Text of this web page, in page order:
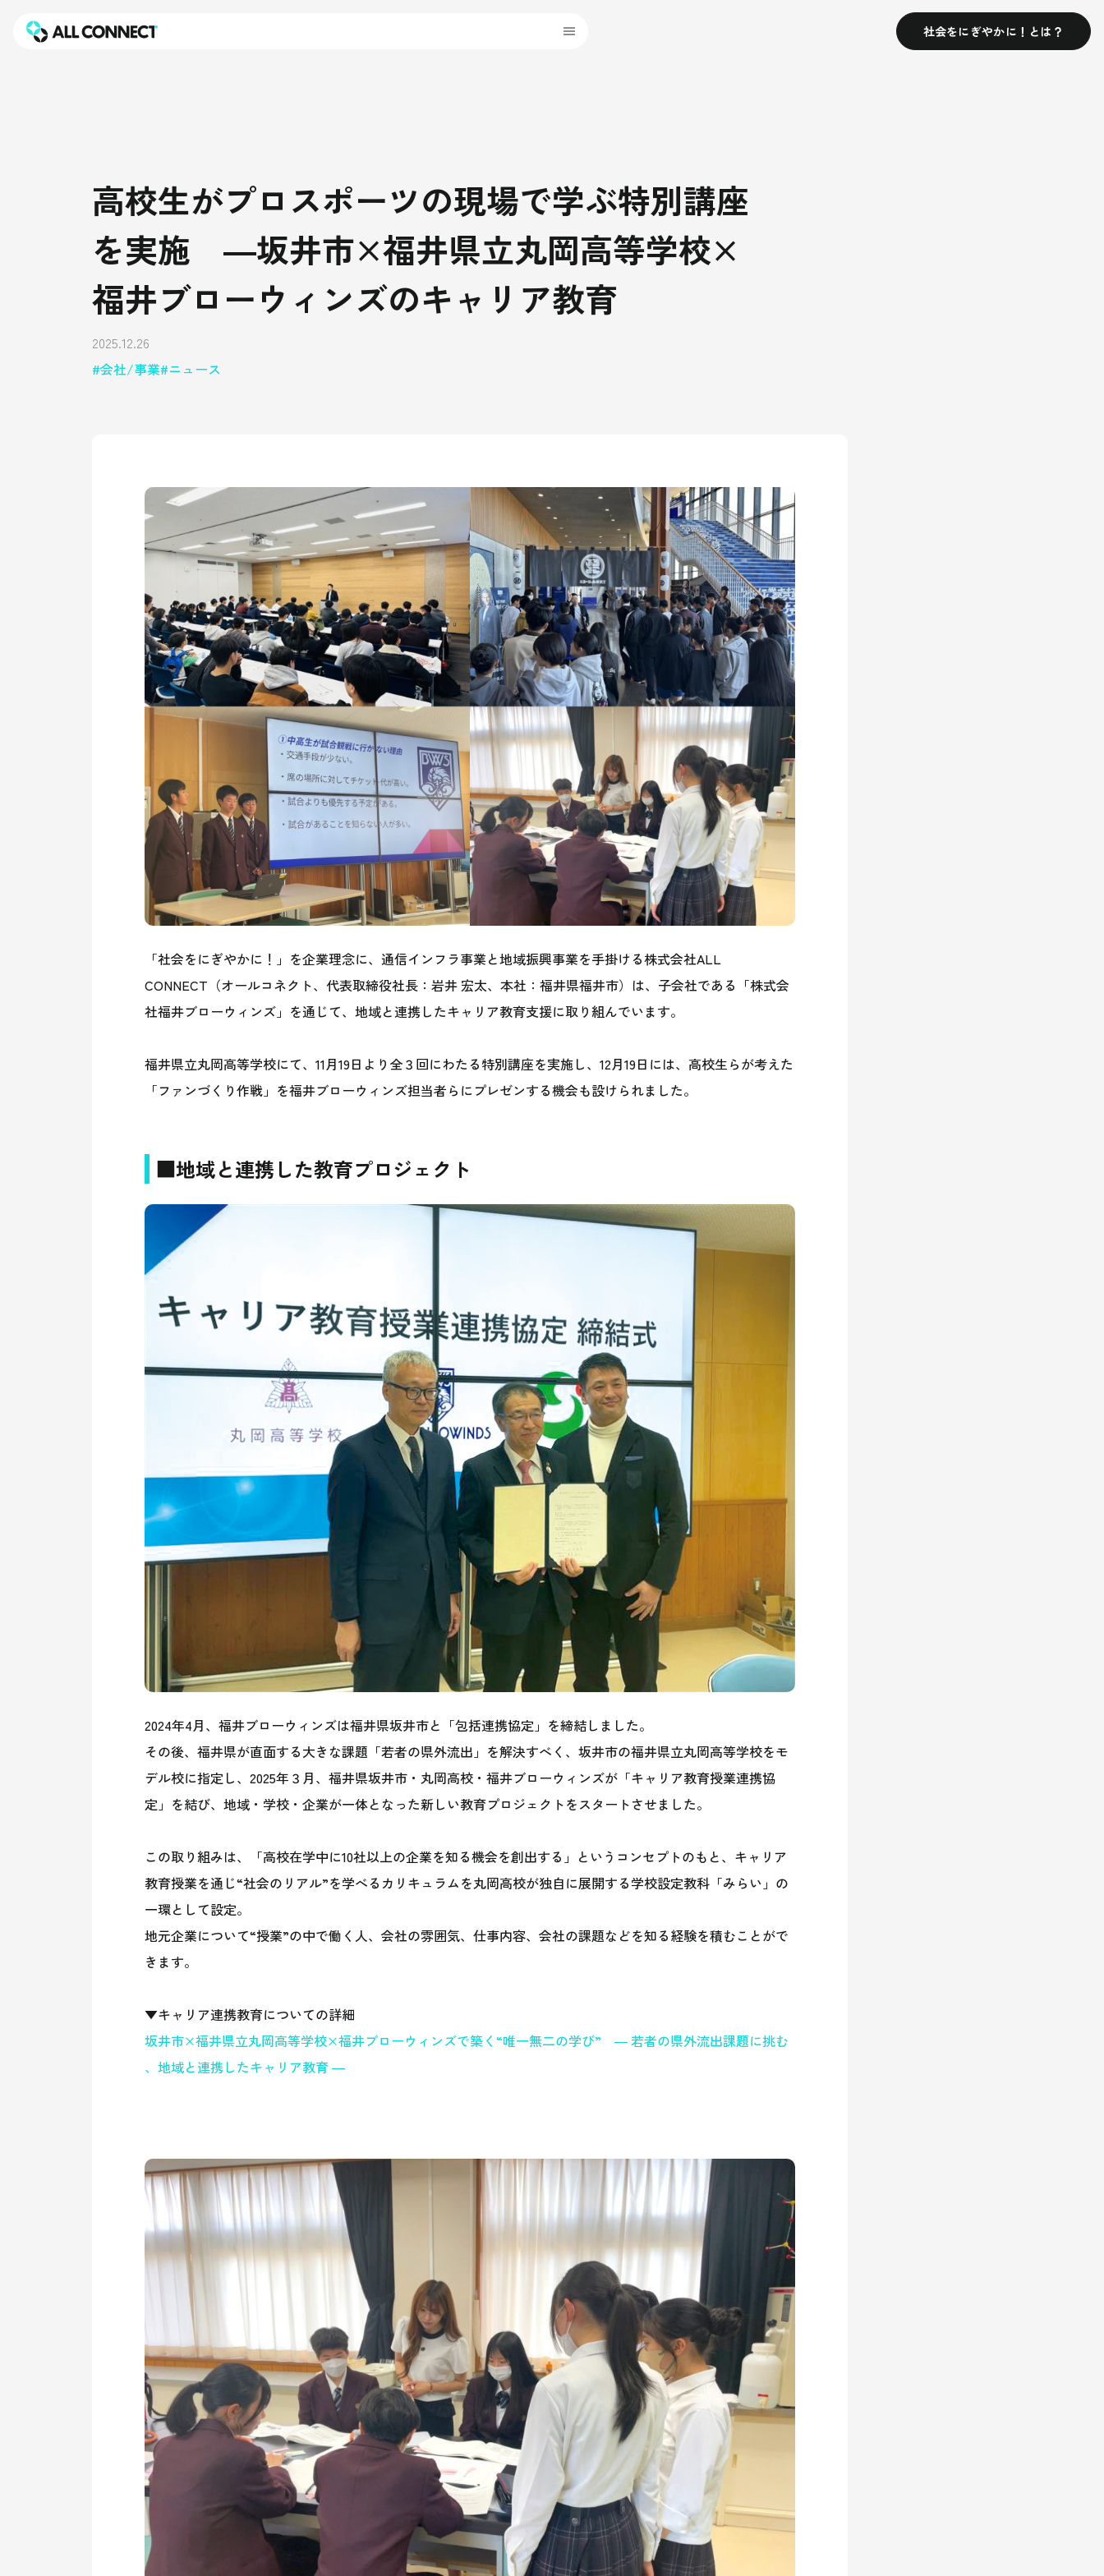
社会をにぎやかに！とは？
高校生がプロスポーツの現場で学ぶ特別講座
を実施 ―坂井市×福井県立丸岡高等学校×
福井ブローウィンズのキャリア教育
2025.12.26
会社/事業 ニュース
「社会をにぎやかに！」を企業理念に、通信インフラ事業と地域振興事業を手掛ける株式会社ALL
CONNECT（オールコネクト、代表取締役社長：岩井 宏太、本社：福井県福井市）は、子会社である「株式会
社福井ブローウィンズ」を通じて、地域と連携したキャリア教育支援に取り組んでいます。
福井県立丸岡高等学校にて、11月19日より全３回にわたる特別講座を実施し、12月19日には、高校生らが考えた
「ファンづくり作戦」を福井ブローウィンズ担当者らにプレゼンする機会も設けられました。
■地域と連携した教育プロジェクト
2024年4月、福井ブローウィンズは福井県坂井市と「包括連携協定」を締結しました。
その後、福井県が直面する大きな課題「若者の県外流出」を解決すべく、坂井市の福井県立丸岡高等学校をモ
デル校に指定し、2025年３月、福井県坂井市・丸岡高校・福井ブローウィンズが「キャリア教育授業連携協
定」を結び、地域・学校・企業が一体となった新しい教育プロジェクトをスタートさせました。
この取り組みは、「高校在学中に10社以上の企業を知る機会を創出する」というコンセプトのもと、キャリア
教育授業を通じ“社会のリアル”を学べるカリキュラムを丸岡高校が独自に展開する学校設定教科「みらい」の
一環として設定。
地元企業について“授業”の中で働く人、会社の雰囲気、仕事内容、会社の課題などを知る経験を積むことがで
きます。
▼キャリア連携教育についての詳細
坂井市×福井県立丸岡高等学校×福井ブローウィンズで築く“唯一無二の学び” ― 若者の県外流出課題に挑む
、地域と連携したキャリア教育 ―